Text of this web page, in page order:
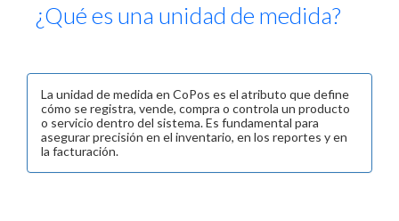
¿Qué es una unidad de medida?
La unidad de medida en CoPos es el atributo que define
cómo se registra, vende, compra o controla un producto
o servicio dentro del sistema. Es fundamental para
asegurar precisión en el inventario, en los reportes y en
la facturación.